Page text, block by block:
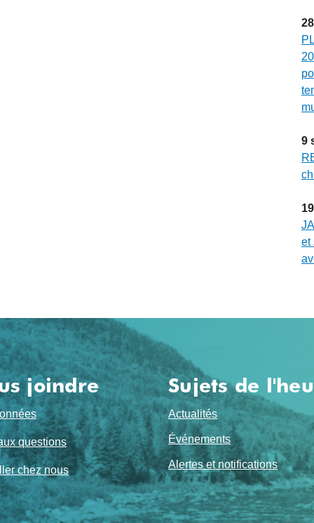
28
9
19
et
joindre
questions
chez nous
Sujets de
Actualités
Événements
Alertes et notifications